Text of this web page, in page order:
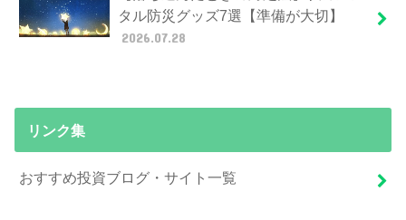
タル防災グッズ7選【準備が大切】
2026.07.28
リンク集
おすすめ投資ブログ・サイト一覧